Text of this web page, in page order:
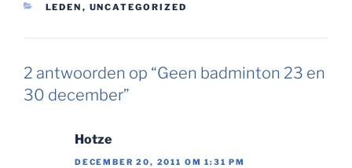
CATEGORIEËN
LEDEN , UNCATEGORIZED
2 antwoorden op “Geen badminton 23 en
30 december”
Hotze
DECEMBER 20, 2011 OM 1:31 PM